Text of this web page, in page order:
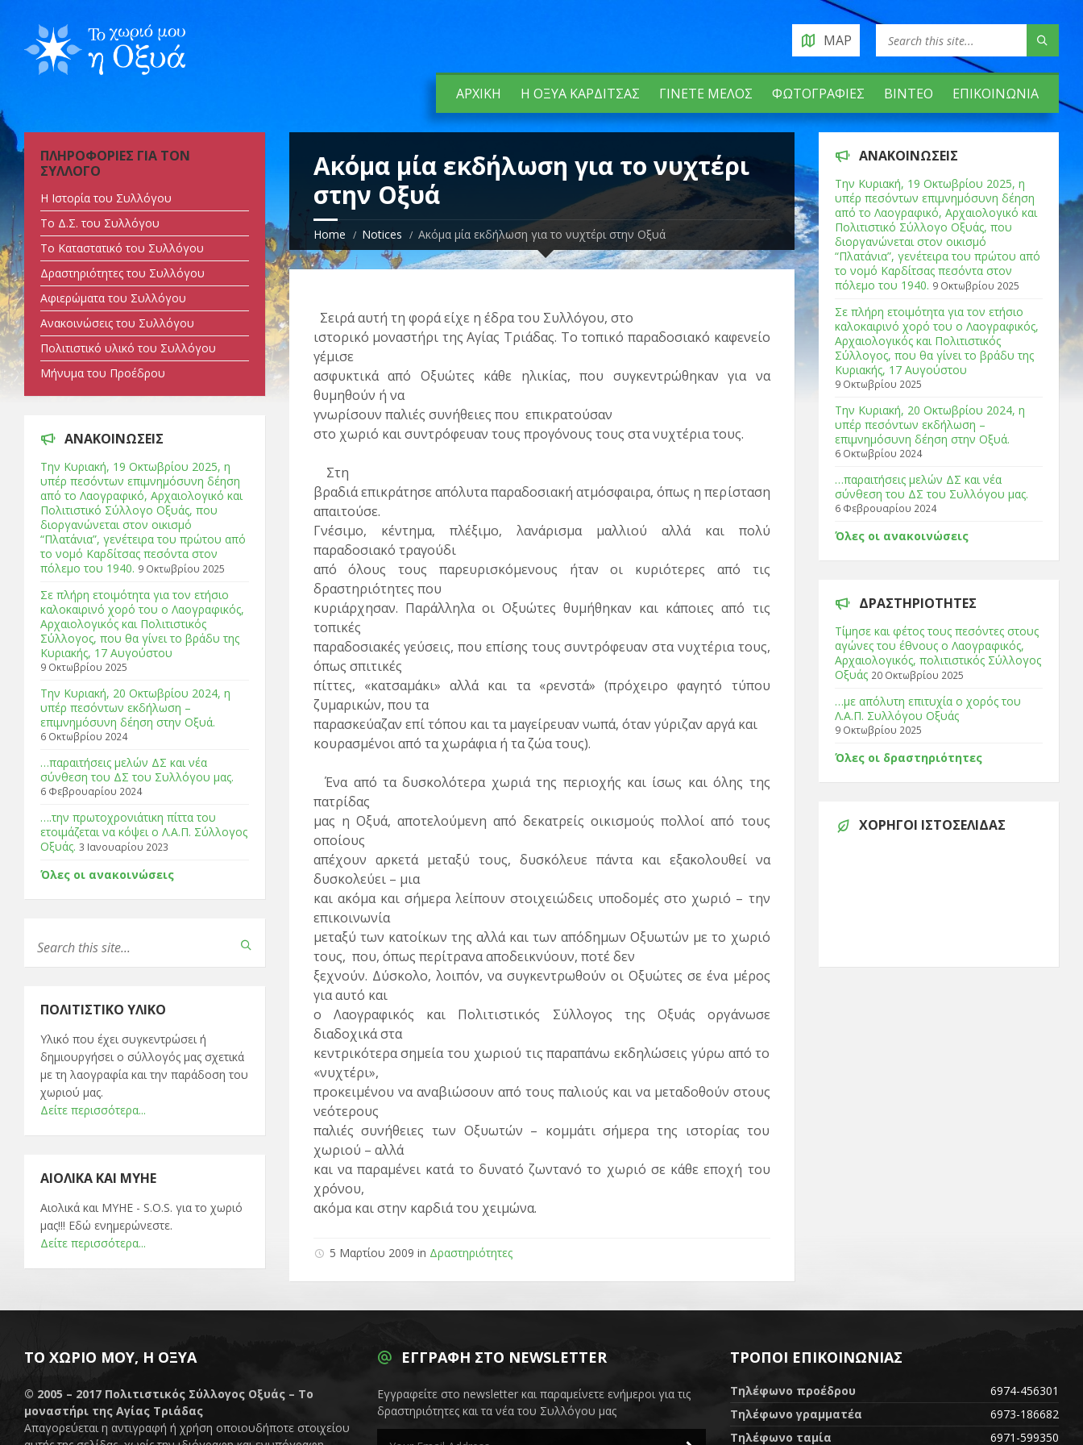
ΑΡΧΙΚΉ Η ΟΞΥΆ ΚΑΡΔΊΤΣΑΣ ΓΊΝΕΤΕ ΜΈΛΟΣ ΦΩΤΟΓΡΑΦΊΕΣ ΒΊΝΤΕΟ ΕΠΙΚΟΙΝΩΝΊΑ
MAP
Ακόμα μία εκδήλωση για το νυχτέρι
στην Οξυά
Home Notices Ακόμα μία εκδήλωση για το νυχτέρι στην Οξυά
Σειρά αυτή τη φορά είχε η έδρα του Συλλόγου, στο
ιστορικό μοναστήρι της Αγίας Τριάδας. Το τοπικό παραδοσιακό καφενείο
γέμισε
ασφυκτικά από Οξυώτες κάθε ηλικίας, που συγκεντρώθηκαν για να
θυμηθούν ή να
γνωρίσουν παλιές συνήθειες που επικρατούσαν
στο χωριό και συντρόφευαν τους προγόνους τους στα νυχτέρια τους.
Στη
βραδιά επικράτησε απόλυτα παραδοσιακή ατμόσφαιρα, όπως η περίσταση
απαιτούσε.
Γνέσιμο, κέντημα, πλέξιμο, λανάρισμα μαλλιού αλλά και πολύ
παραδοσιακό τραγούδι
από όλους τους παρευρισκόμενους ήταν οι κυριότερες από τις
δραστηριότητες που
κυριάρχησαν. Παράλληλα οι Οξυώτες θυμήθηκαν και κάποιες από τις
τοπικές
παραδοσιακές γεύσεις, που επίσης τους συντρόφευαν στα νυχτέρια τους,
όπως σπιτικές
πίττες, «κατσαμάκι» αλλά και τα «ρενστά» (πρόχειρο φαγητό τύπου
ζυμαρικών, που τα
παρασκεύαζαν επί τόπου και τα μαγείρευαν νωπά, όταν γύριζαν αργά και
κουρασμένοι από τα χωράφια ή τα ζώα τους).
Ένα από τα δυσκολότερα χωριά της περιοχής και ίσως και όλης της
πατρίδας
μας η Οξυά, αποτελούμενη από δεκατρείς οικισμούς πολλοί από τους
οποίους
απέχουν αρκετά μεταξύ τους, δυσκόλευε πάντα και εξακολουθεί να
δυσκολεύει – μια
και ακόμα και σήμερα λείπουν στοιχειώδεις υποδομές στο χωριό – την
επικοινωνία
μεταξύ των κατοίκων της αλλά και των απόδημων Οξυωτών με το χωριό
τους, που, όπως περίτρανα αποδεικνύουν, ποτέ δεν
ξεχνούν. Δύσκολο, λοιπόν, να συγκεντρωθούν οι Οξυώτες σε ένα μέρος
για αυτό και
ο Λαογραφικός και Πολιτιστικός Σύλλογος της Οξυάς οργάνωσε
διαδοχικά στα
κεντρικότερα σημεία του χωριού τις παραπάνω εκδηλώσεις γύρω από το
«νυχτέρι»,
προκειμένου να αναβιώσουν από τους παλιούς και να μεταδοθούν στους
νεότερους
παλιές συνήθειες των Οξυωτών – κομμάτι σήμερα της ιστορίας του
χωριού – αλλά
και να παραμένει κατά το δυνατό ζωντανό το χωριό σε κάθε εποχή του
χρόνου,
ακόμα και στην καρδιά του χειμώνα.
5 Μαρτίου 2009 in Δραστηριότητες
ΠΛΗΡΟΦΟΡΙΕΣ ΓΙΑ ΤΟΝ
ΣΥΛΛΟΓΟ
Η Ιστορία του Συλλόγου
Tο Δ.Σ. του Συλλόγου
Tο Καταστατικό του Συλλόγου
Δραστηριότητες του Συλλόγου
Αφιερώματα του Συλλόγου
Ανακοινώσεις του Συλλόγου
Πολιτιστικό υλικό του Συλλόγου
Μήνυμα του Προέδρου
ΑΝΑΚΟΙΝΩΣΕΙΣ
Tην Κυριακή, 19 Οκτωβρίου 2025, η
υπέρ πεσόντων επιμνημόσυνη δέηση
από το Λαογραφικό, Αρχαιολογικό και
Πολιτιστικό Σύλλογο Οξυάς, που
διοργανώνεται στον οικισμό
“Πλατάνια”, γενέτειρα του πρώτου από
το νομό Καρδίτσας πεσόντα στον
πόλεμο του 1940. 9 Οκτωβρίου 2025
Σε πλήρη ετοιμότητα για τον ετήσιο
καλοκαιρινό χορό του ο Λαογραφικός,
Αρχαιολογικός και Πολιτιστικός
Σύλλογος, που θα γίνει το βράδυ της
Κυριακής, 17 Αυγούστου
9 Οκτωβρίου 2025
Tην Κυριακή, 20 Οκτωβρίου 2024, η
υπέρ πεσόντων εκδήλωση –
επιμνημόσυνη δέηση στην Οξυά.
6 Οκτωβρίου 2024
…παραιτήσεις μελών ΔΣ και νέα
σύνθεση του ΔΣ του Συλλόγου μας.
6 Φεβρουαρίου 2024
….την πρωτοχρονιάτικη πίττα του
ετοιμάζεται να κόψει ο Λ.Α.Π. Σύλλογος
Οξυάς. 3 Ιανουαρίου 2023
Όλες οι ανακοινώσεις
ΠΟΛΙΤΙΣΤΙΚΌ ΥΛΙΚΌ
Υλικό που έχει συγκεντρώσει ή
δημιουργήσει ο σύλλογός μας σχετικά
με τη λαογραφία και την παράδοση του
χωριού μας.
Δείτε περισσότερα...
ΑΙΟΛΙΚΆ ΚΑΙ ΜΥΗΕ
Αιολικά και ΜΥΗΕ - S.O.S. για το χωριό
μας!!! Εδώ ενημερώνεστε.
Δείτε περισσότερα...
ΑΝΑΚΟΙΝΏΣΕΙΣ
Tην Κυριακή, 19 Οκτωβρίου 2025, η
υπέρ πεσόντων επιμνημόσυνη δέηση
από το Λαογραφικό, Αρχαιολογικό και
Πολιτιστικό Σύλλογο Οξυάς, που
διοργανώνεται στον οικισμό
“Πλατάνια”, γενέτειρα του πρώτου από
το νομό Καρδίτσας πεσόντα στον
πόλεμο του 1940. 9 Οκτωβρίου 2025
Σε πλήρη ετοιμότητα για τον ετήσιο
καλοκαιρινό χορό του ο Λαογραφικός,
Αρχαιολογικός και Πολιτιστικός
Σύλλογος, που θα γίνει το βράδυ της
Κυριακής, 17 Αυγούστου
9 Οκτωβρίου 2025
Tην Κυριακή, 20 Οκτωβρίου 2024, η
υπέρ πεσόντων εκδήλωση –
επιμνημόσυνη δέηση στην Οξυά.
6 Οκτωβρίου 2024
…παραιτήσεις μελών ΔΣ και νέα
σύνθεση του ΔΣ του Συλλόγου μας.
6 Φεβρουαρίου 2024
Όλες οι ανακοινώσεις
ΔΡΑΣΤΗΡΙΌΤΗΤΕΣ
Τίμησε και φέτος τους πεσόντες στους
αγώνες του έθνους ο Λαογραφικός,
Αρχαιολογικός, πολιτιστικός Σύλλογος
Οξυάς 20 Οκτωβρίου 2025
…με απόλυτη επιτυχία ο χορός του
Λ.Α.Π. Συλλόγου Οξυάς
9 Οκτωβρίου 2025
Όλες οι δραστηριότητες
ΧΟΡΗΓΟΊ ΙΣΤΟΣΕΛΊΔΑΣ
ΤΟ ΧΩΡΙΌ ΜΟΥ, Η ΟΞΥΆ
© 2005 – 2017 Πολιτιστικός Σύλλογος Οξυάς – Το
μοναστήρι της Αγίας Τριάδας
Απαγορεύεται η αντιγραφή ή χρήση οποιουδήποτε στοιχείου
ΕΓΓΡΑΦΉ ΣΤΟ NEWSLETTER
Εγγραφείτε στο newsletter και παραμείνετε ενήμεροι για τις
δραστηριότητες και τα νέα του Συλλόγου μας
ΤΡΌΠΟΙ ΕΠΙΚΟΙΝΩΝΊΑΣ
Τηλέφωνο προέδρου
6974-456301
Τηλέφωνο γραμματέα
6973-186682
Τηλέφωνο ταμία
6971-599350